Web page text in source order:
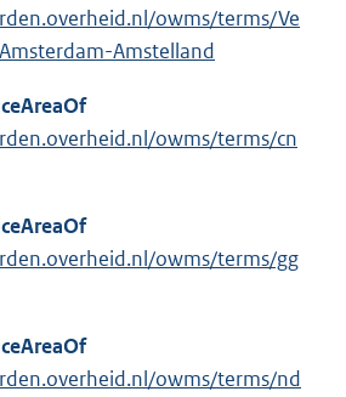
owms/terms/Ve
Amstelland
owms/terms/cn
owms/terms/gg
owms/terms/nd